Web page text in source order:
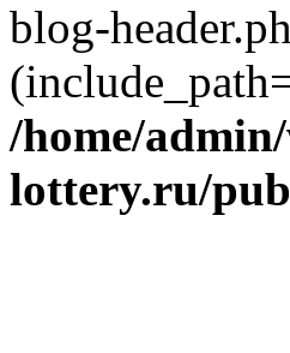
blog-
/home/
lottery.ru/